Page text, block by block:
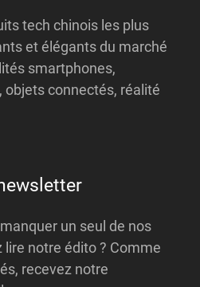
tech chinois les plus
et élégants du marché
smartphones,
connectés, réalité
un seul de nos
notre édito ? Comme
recevez notre